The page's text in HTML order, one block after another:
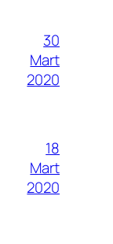
30
Mart
2020
18
Mart
2020